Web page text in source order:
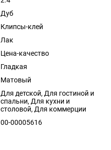
Дуб
Клипсы-клей
Лак
Цена-качество
Гладкая
Матовый
Для детской, Для гостиной и
спальни, Для кухни и
столовой, Для коммерции
00-00005616